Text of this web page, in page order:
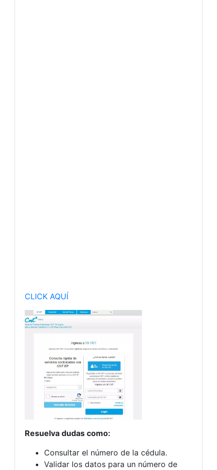
CLICK AQUÍ
Resuelva dudas como:
Consultar el número de la cédula.
Validar los datos para un número de